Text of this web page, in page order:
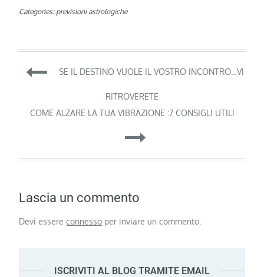
Categories: previsioni astrologiche
Navigazione
articoli
SE IL DESTINO VUOLE IL VOSTRO INCONTRO…VI
RITROVERETE
COME ALZARE LA TUA VIBRAZIONE :7 CONSIGLI UTILI
Lascia un commento
Devi essereconnesso per inviare un commento.
ISCRIVITI AL BLOG TRAMITE EMAIL